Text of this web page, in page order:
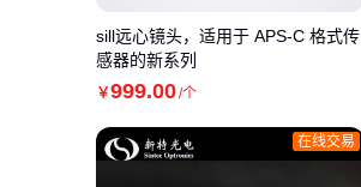
sill远心镜头，适用于 APS-C 格式传
感器的新系列
￥999.00/个
在线交易